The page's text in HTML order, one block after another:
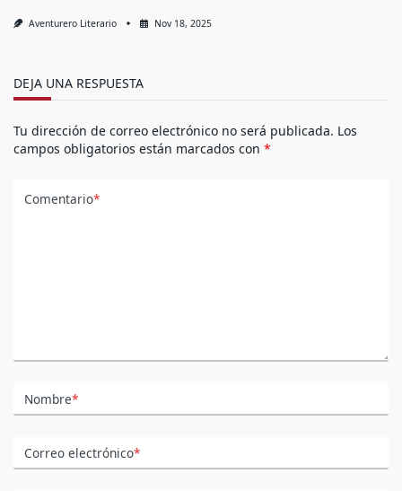
Aventurero Literario Nov 18, 2025
DEJA UNA RESPUESTA
Tu dirección de correo electrónico no será publicada. Los
campos obligatorios están marcados con *
Comentario*
Nombre*
Correo electrónico*